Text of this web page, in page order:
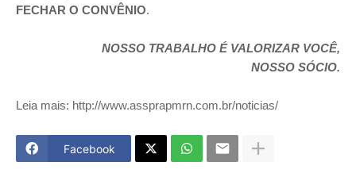
FECHAR O CONVÊNIO.
NOSSO TRABALHO É VALORIZAR VOCÊ,
NOSSO SÓCIO.
Leia mais: http://www.assprapmrn.com.br/noticias/
Facebook